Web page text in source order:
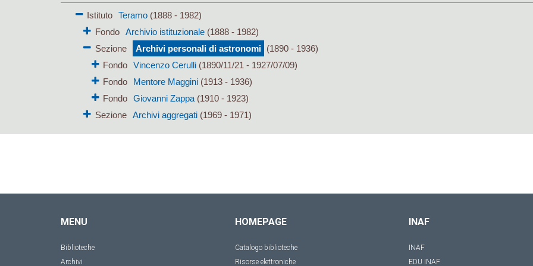
Istituto Teramo (1888 - 1982)
Fondo
Archivio istituzionale(1888 - 1982)
Sezione
Archivi personali di astronomi
(1890 - 1936)
Fondo Vincenzo Cerulli(1890/11/21 - 1927/07/09)
Fondo
Mentore Maggini (1913 - 1936)
Fondo Giovanni Zappa(1910 - 1923)
Sezione
Archivi aggregati(1969 - 1971)
MENU
Biblioteche
Archivi
HOMEPAGE
Catalogo biblioteche
Risorse elettroniche
INAF
INAF
EDU INAF